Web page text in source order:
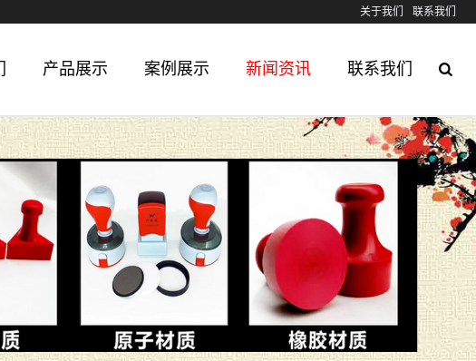
关于我们 联系我们
产品展示 案例展示 新闻资讯 联系我们